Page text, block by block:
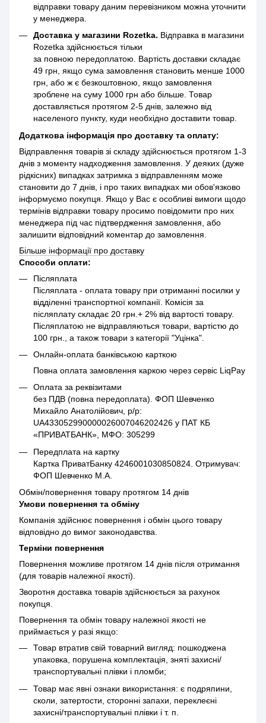
відправки товару даним перевізником можна уточнити
у менеджера.
Доставка у магазини Rozetka. Відправка в магазини
Rozetka здійснюється тільки
за повною передоплатою. Вартість доставки складає
49 грн, якщо сума замовлення становить менше 1000
грн, або ж є безкоштовною, якщо замовлення
зроблене на суму 1000 грн або більше. Товар
доставляється протягом 2-5 днів, залежно від
населеного пункту, куди необхідно доставити товар.
Додаткова інформація про доставку та оплату:
Відправлення товарів зі складу здійснюється протягом 1-3
днів з моменту надходження замовлення. У деяких (дуже
рідкісних) випадках затримка з відправленням може
становити до 7 днів, і про таких випадках ми обов'язково
інформуємо покупця. Якщо у Вас є особливі вимоги щодо
термінів відправки товару просимо повідомити про них
менеджера під час підтвердження замовлення, або
залишити відповідний коментар до замовлення.
Більше інформації про доставку
Способи оплати:
Післяплата
Післяплата - оплата товару при отриманні посилки у
відділенні транспортної компанії. Комісія за
післяплату складає 20 грн.+ 2% від вартості товару.
Післяплатою не відправляються товари, вартістю до
100 грн., а також товари з категорії "Уцінка".
Онлайн-оплата банківською карткою
Повна оплата замовлення каркою через сервіс LiqPay
Оплата за реквізитами
без ПДВ (повна передоплата). ФОП Шевченко
Михайло Анатолійович, р/р:
UA433052990000026007046202426 у ПАТ КБ
«ПРИВАТБАНК», МФО: 305299
Передплата на картку
Картка ПриватБанку 4246001030850824. Отримувач:
ФОП Шевченко М.А.
Обмін/повернення товару протягом 14 днів
Умови повернення та обміну
Компанія здійснює повернення і обмін цього товару
відповідно до вимог законодавства.
Терміни повернення
Повернення можливе протягом 14 днів після отримання
(для товарів належної якості).
Зворотня доставка товарів здійснюється за рахунок
покупця.
Повернення та обмін товару належної якості не
приймається у разі якщо:
Товар втратив свій товарний вигляд: пошкоджена
упаковка, порушена комплектація, зняті захисні/
транспортувальні плівки і пломби;
Товар має явні ознаки використання: є подряпини,
сколи, затертости, сторонні запахи, переклеєні
захисні/транспортувальні плівки і т. п.